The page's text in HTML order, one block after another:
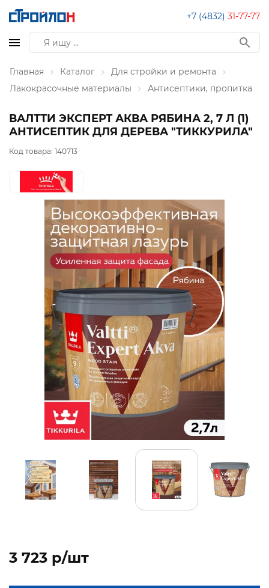
+7 (4832) 31-77-77
Главная Каталог
Для стройки и ремонта
Лакокрасочные материалы
Антисептики, пропитка
ВАЛТТИ ЭКСПЕРТ АКВА РЯБИНА 2, 7 Л (1)
АНТИСЕПТИК ДЛЯ ДЕРЕВА "ТИККУРИЛА"
Код товара: 140713
3 723 p/шт